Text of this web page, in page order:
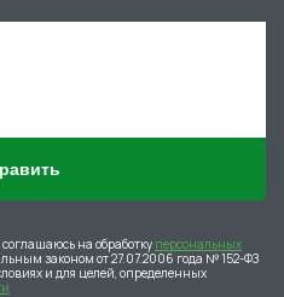
на обработку персональных
законом от 27.07.2006 года № 152-ФЗ
и для целей, определенных